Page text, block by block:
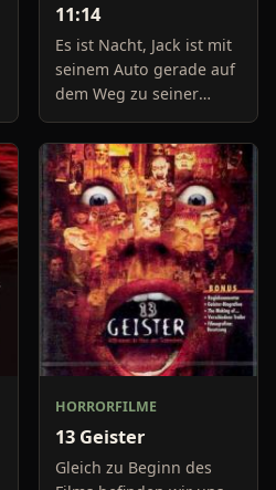
11:14
Es ist Nacht, Jack ist mit
seinem Auto gerade auf
dem Weg zu seiner
Freundin, um diese
abzuholen. Die Uhr im
Auto springt auf 11:14h,
genau in dem Moment
fäll
HORRORFILME
13 Geister
Gleich zu Beginn des